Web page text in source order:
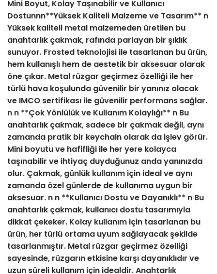
Mini Boyut, Kolay Taşınabilir ve Kullanıcı
Dostunnn**Yüksek Kaliteli Malzeme ve Tasarım** n
Yüksek kaliteli metal malzemeden üretilen bu
anahtarlık çakmak, rafında parlayan bir şıklık
sunuyor. Frosted teknolojisi ile tasarlanan bu ürün,
hem kullanışlı hem de aestetik bir aksesuar olarak
öne çıkar. Metal rüzgar geçirmez özelliği ile her
türlü hava koşulunda güvenilir bir yanınız olacak
ve IMCO sertifikası ile güvenilir performans sağlar.
n n **Çok Yönlülük ve Kullanım Kolaylığı** n Bu
anahtarlık çakmak, sadece bir çakmak değil, aynı
zamanda pratik bir keychain olarak da işlev görür.
Mini boyutu ve hafifliği ile her yere kolayca
taşınabilir ve ihtiyaç duyduğunuz anda yanınızda
olur. Çakmak, günlük kullanım için ideal ve aynı
zamanda özel günlerde de kullanıma uygun bir
aksesuar. n n **Kullanıcı Dostu ve Dayanıklı** n Bu
anahtarlık çakmak, kullanıcı dostu tasarımıyla
dikkat çekeker. Kolay kullanım için tasarlanan bu
ürün, her türlü ortama uyum sağlayacak şekilde
tasarlanmıştır. Metal rüzgar geçirmez özelliği
sayesinde, rüzgarın etkisine karşı dayanıklıdır ve
uzun süreli kullanım için idealdir. Anahtarlık